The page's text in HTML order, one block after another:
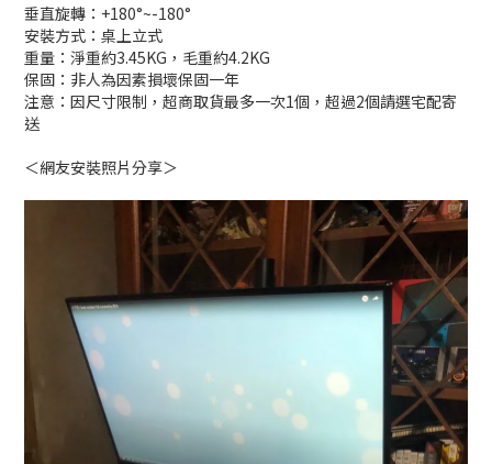
垂直旋轉：+180°~-180°
安裝方式：桌上立式
重量：淨重約3.45KG，毛重約4.2KG
保固：非人為因素損壞保固一年
注意：因尺寸限制，超商取貨最多一次1個，超過2個請選宅配寄
送
＜網友安裝照片分享＞